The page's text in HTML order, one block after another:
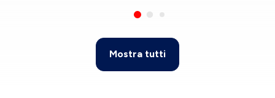
Mostra tutti